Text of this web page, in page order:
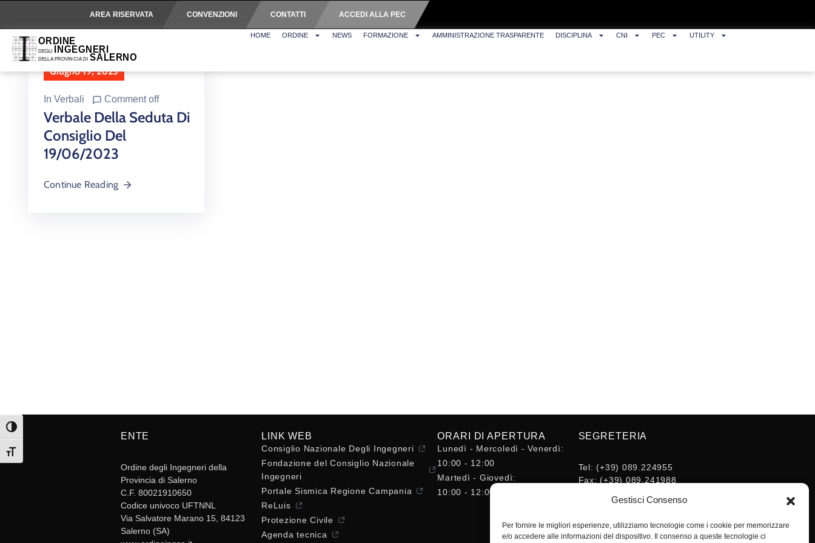
Gestisci Consenso
Per fornire le migliori esperienze, utilizziamo tecnologie come i cookie per memorizzare
e/o accedere alle informazioni del dispositivo. Il consenso a queste tecnologie ci
AREA RISERVATA CONVENZIONI CONTATTI ACCEDI ALLA PEC
HOME ORDINE NEWS FORMAZIONE AMMINISTRAZIONE TRASPARENTE DISCIPLINA CNI PEC UTILITY
Giugno 19, 2023
In Verbali Comment off
Verbale Della Seduta Di
Consiglio Del
19/06/2023
Continue Reading
Attiva/disattiva alto contrasto
Attiva/disattiva dimensione testo
ENTE
Ordine degli Ingegneri della
Provincia di Salerno
C.F. 80021910650
Codice univoco UFTNNL
Via Salvatore Marano 15, 84123
Salerno (SA)
LINK WEB
Consiglio Nazionale Degli Ingegneri
Fondazione del Consiglio Nazionale
Ingegneri
Portale Sismica Regione Campania
ReLuis
Protezione Civile
Agenda tecnica
ORARI DI APERTURA
Lunedì - Mercoledì - Venerdì:
10:00 - 12:00
Martedì - Giovedì:
10:00 - 12:00 / 14:30 - 16:30
SEGRETERIA
Tel: (+39) 089.224955
Fax: (+39) 089.241988
segreteria@ordineingsa.it
segreteria.ordine@ordingsa.it